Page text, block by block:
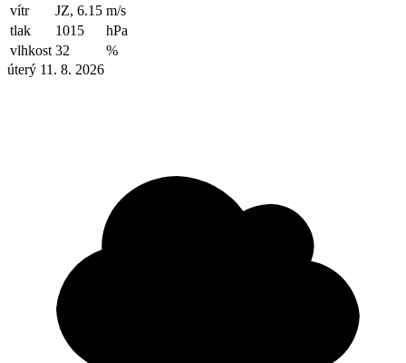
vítr
JZ, 6.15 m/s
tlak
1015
hPa
vlhkost 32
%
úterý 11. 8. 2026